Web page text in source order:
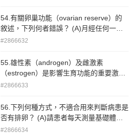
54.有關卵巢功能（ovarian reserve）的
敘述，下列何者錯誤？ (A)月經任何一天
抽血檢驗Anti-Müllerian
(B)血清Anti-Müllerian Hormone（AMH）
濃度2 ng/mL代表卵巢功能不佳 (C)月經第
（Antral Follicle Count, AFC）3顆代表卵
巢功能不佳
#2866632
55.雄性素（androgen）及雌激素
（estrogen）是影響生育功能的重要激
素，下列關於性激素的敘述何者錯誤？
的雄性素並非全部由卵巢所分泌的 (C)停
經婦女體內雄性素仍維持不減 (D)女性外
#2866633
56.下列何種方式，不適合用來判斷病患是
否有排卵？ (A)請患者每天測量基礎體溫
並記錄 (B)在預期月經來之前一週測量血
#2866634